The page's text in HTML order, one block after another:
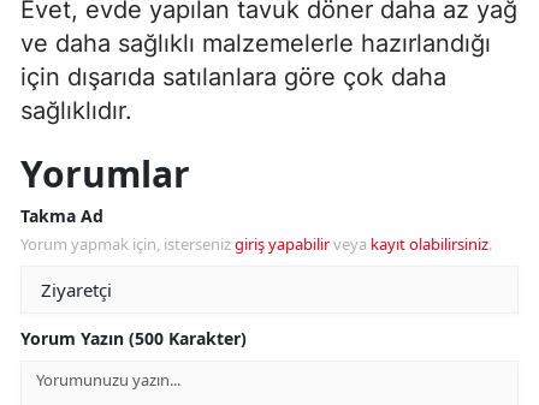
Evet, evde yapılan tavuk döner daha az yağ
ve daha sağlıklı malzemelerle hazırlandığı
için dışarıda satılanlara göre çok daha
sağlıklıdır.
Yorumlar
Takma Ad
Yorum yapmak için, istersenizgiriş yapabilirveya kayıt olabilirsiniz.
Yorum Yazın (500 Karakter)